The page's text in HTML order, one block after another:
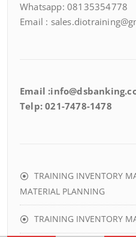
Whatsapp: 08135354778
Email :
Email
Telp: 021-7478-1478
TRAINING INVENTORY
MATERIAL PLANNING
TRAINING INVENTORY